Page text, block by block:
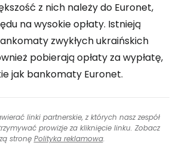
z nich należy do Euronet,
na wysokie opłaty. Istnieją
zwykłych ukraińskich
pobierają opłaty za wypłatę,
jak bankomaty Euronet.
linki partnerskie, z których nasz zespół
prowizje za kliknięcie linku. Zobacz
stronę Polityka reklamowa.